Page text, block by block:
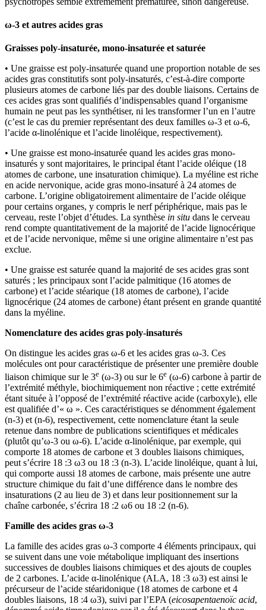
ω-3 et autres acides gras
Graisses poly-insaturée, mono-insaturée et saturée
• Une graisse est poly-insaturée quand une proportion notable de ses
acides gras constitutifs sont poly-insaturés, c’est-à-dire comporte
plusieurs atomes de carbone liés par des double liaisons. Certains de
ces acides gras sont qualifiés d’indispensables quand l’organisme
humain ne peut pas les synthétiser, ni les transformer l’un en l’autre
(c’est le cas du premier représentant des deux familles ω-3 et ω-6,
l’acide α-linolénique et l’acide linoléique, respectivement).
• Une graisse est mono-insaturée quand les acides gras mono-
insaturés y sont majoritaires, le principal étant l’acide oléique (18
atomes de carbone, une insaturation chimique). La myéline est riche
en acide nervonique, acide gras mono-insaturé à 24 atomes de
carbone. L’origine obligatoirement alimentaire de l’acide oléique
pour certains organes, y compris le nerf périphérique, mais pas le
cerveau, reste l’objet d’études. La synthèse in situ dans le cerveau
rend compte quantitativement de la majorité de l’acide lignocérique
et de l’acide nervonique, même si une origine alimentaire n’est pas
exclue.
• Une graisse est saturée quand la majorité de ses acides gras sont
saturés ; les principaux sont l’acide palmitique (16 atomes de
carbone) et l’acide stéarique (18 atomes de carbone), l’acide
lignocérique (24 atomes de carbone) étant présent en grande quantité
dans la myéline.
Nomenclature des acides gras poly-insaturés
On distingue les acides gras ω-6 et les acides gras ω-3. Ces
molécules ont pour caractéristique de présenter une première double
liaison chimique sur le 3e (ω-3) ou sur le 6e (ω-6) carbone à partir de
l’extrémité méthyle, biochimiquement non réactive ; cette extrémité
étant située à l’opposé de l’extrémité réactive acide (carboxyle), elle
est qualifiée d’« ω ». Ces caractéristiques se dénomment également
(n-3) et (n-6), respectivement, cette nomenclature étant la seule
retenue dans nombre de publications scientifiques et médicales
(plutôt qu’ω-3 ou ω-6). L’acide α-linolénique, par exemple, qui
comporte 18 atomes de carbone et 3 doubles liaisons chimiques,
peut s’écrire 18 :3 ω3 ou 18 :3 (n-3). L’acide linoléique, quant à lui,
qui comporte aussi 18 atomes de carbone, mais présente une autre
structure chimique du fait d’une différence dans le nombre des
insaturations (2 au lieu de 3) et dans leur positionnement sur la
chaîne carbonée, s’écrira 18 :2 ω6 ou 18 :2 (n-6).
Famille des acides gras ω-3
La famille des acides gras ω-3 comporte 4 éléments principaux, qui
se suivent dans une voie métabolique impliquant des insertions
successives de doubles liaisons chimiques et des ajouts de couples
de 2 carbones. L’acide α-linolénique (ALA, 18 :3 ω3) est ainsi le
précurseur de l’acide stéaridonique (18 atomes de carbone et 4
doubles liaisons, 18 :4 ω3), suivi par l’EPA (eicosapentaenoïc acid,